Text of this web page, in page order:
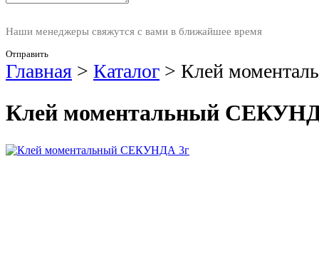
Наши менеджеры свяжутся с вами в ближайшее время
Отправить
Главная > Каталог > Клей
Клей моментальный